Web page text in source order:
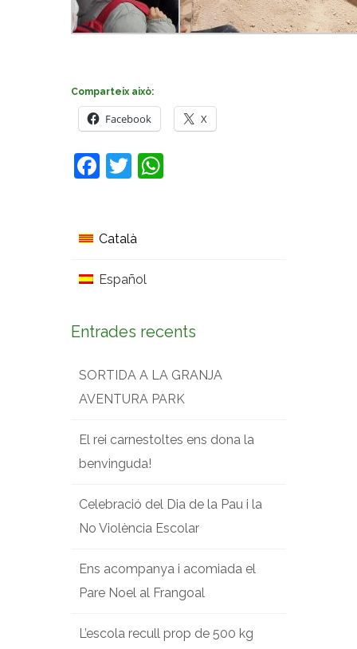
Comparteix això:
Facebook X
Facebook
Twitter
Català
Español
Entrades recents
SORTIDA A LA GRANJA
AVENTURA PARK
El rei carnestoltes ens dona la
benvinguda!
Celebració del Dia de la Pau i la
No Violència Escolar
Ens acompanya i acomiada el
Pare Noel al Frangoal
L’escola recull prop de 500 kg